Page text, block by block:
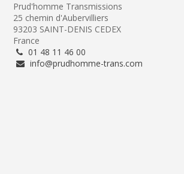
Prud'homme Transmissions
25 chemin d'Aubervilliers
93203 SAINT-DENIS CEDEX
France
01 48 11 46 00
info@prudhomme-trans.com